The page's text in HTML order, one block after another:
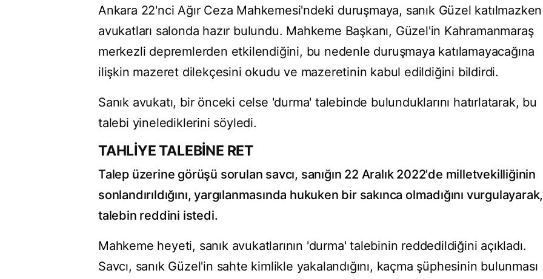
Ankara 22'nci Ağır Ceza Mahkemesi'ndeki duruşmaya, sanık Güzel katılmazken
avukatları salonda hazır bulundu. Mahkeme Başkanı, Güzel'in Kahramanmaraş
merkezli depremlerden etkilendiğini, bu nedenle duruşmaya katılamayacağına
ilişkin mazeret dilekçesini okudu ve mazeretinin kabul edildiğini bildirdi.
Sanık avukatı, bir önceki celse 'durma' talebinde bulunduklarını hatırlatarak, bu
talebi yinelediklerini söyledi.
TAHLİYE TALEBİNE RET
Talep üzerine görüşü sorulan savcı, sanığın 22 Aralık 2022'de milletvekilliğinin
sonlandırıldığını, yargılanmasında hukuken bir sakınca olmadığını vurgulayarak,
talebin reddini istedi.
Mahkeme heyeti, sanık avukatlarının 'durma' talebinin reddedildiğini açıkladı.
Savcı, sanık Güzel'in sahte kimlikle yakalandığını, kaçma şüphesinin bulunması